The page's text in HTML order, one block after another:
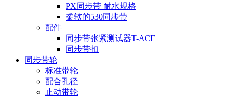
PX同步带 耐水规格
柔软的530同步带
配件
同步带张紧测试器T-ACE
同步带扣
同步带轮
标准带轮
配合孔径
止动带轮